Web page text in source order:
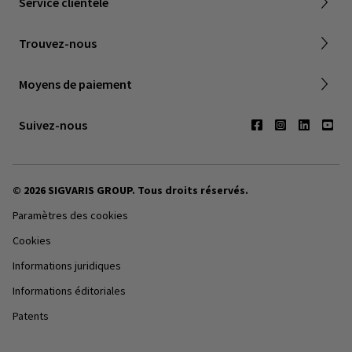
Société Canadienne de Phlebologie
Trouvez-nous
Contactez-nous
Moyens de paiement
Suivez-nous
© 2026 SIGVARIS GROUP. Tous droits réservés.
Paramètres des cookies
Cookies
Informations juridiques
Informations éditoriales
Patents